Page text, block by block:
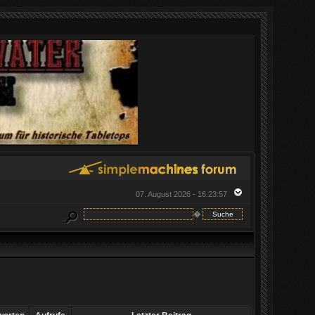
07. August 2026 - 16:23:57
�